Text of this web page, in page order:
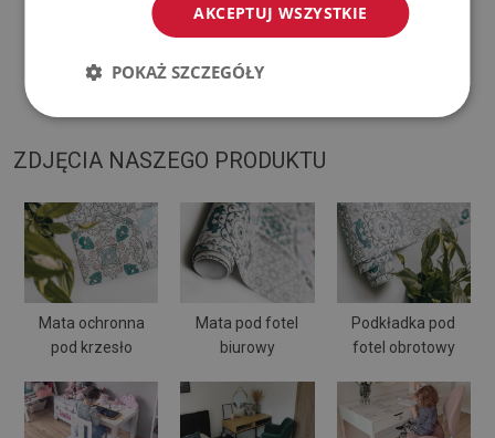
Mata jest przeznaczona do użytku na
ZDJĘCIA NASZEGO PRODUKTU
Mata ochronna
pod krzesło
Mata pod fotel
biurowy
Podkładka pod
fotel obrotowy
AKCEPTUJ WSZYSTKIE
POKAŻ SZCZEGÓŁY